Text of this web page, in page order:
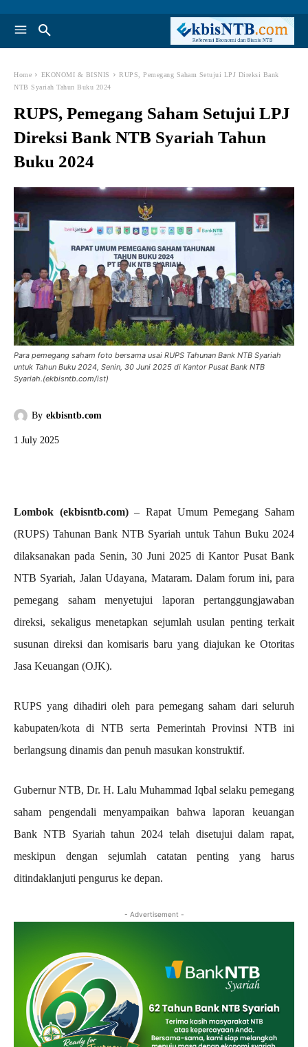
Home EKONOMI & BISNIS
RUPS, Pemegang Saham Setujui LPJ Direksi Bank
NTB Syariah Tahun Buku 2024
RUPS, Pemegang Saham Setujui LPJ
Direksi Bank NTB Syariah Tahun
Buku 2024
Para pemegang saham foto bersama usai RUPS Tahunan Bank NTB Syariah
untuk Tahun Buku 2024, Senin, 30 Juni 2025 di Kantor Pusat Bank NTB
Syariah.(ekbisntb.com/ist)
By ekbisntb.com
1 July 2025
Lombok (ekbisntb.com)– Rapat Umum Pemegang Saham
(RUPS) Tahunan Bank NTB Syariah untuk Tahun Buku 2024
dilaksanakan pada Senin, 30 Juni 2025 di Kantor Pusat Bank
NTB Syariah, Jalan Udayana, Mataram. Dalam forum ini, para
pemegang saham menyetujui laporan pertanggungjawaban
direksi, sekaligus menetapkan sejumlah usulan penting terkait
susunan direksi dan komisaris baru yang diajukan ke Otoritas
Jasa Keuangan (OJK).
RUPS yang dihadiri oleh para pemegang saham dari seluruh
kabupaten/kota di NTB serta Pemerintah Provinsi NTB ini
berlangsung dinamis dan penuh masukan konstruktif.
Gubernur NTB, Dr. H. Lalu Muhammad Iqbal selaku pemegang
saham pengendali menyampaikan bahwa laporan keuangan
Bank NTB Syariah tahun 2024 telah disetujui dalam rapat,
meskipun dengan sejumlah catatan penting yang harus
ditindaklanjuti pengurus ke depan.
- Advertisement -